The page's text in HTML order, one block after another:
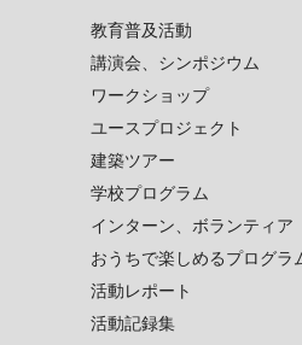
教育普及活動
講演会、シンポジウム
ワークショップ
ユースプロジェクト
建築ツアー
学校プログラム
インターン、ボランティア
おうちで楽しめるプログラ
活動レポート
活動記録集